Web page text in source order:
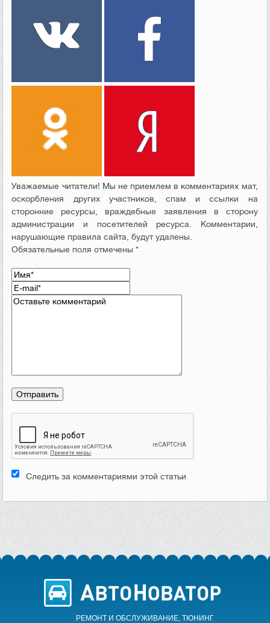
Уважаемые читатели! Мы не приемлем в комментариях мат,
оскорбления других участников, спам и ссылки на
сторонние ресурсы, враждебные заявления в сторону
администрации и посетителей ресурса. Комментарии,
нарушающие правила сайта, будут удалены.
Обязательные поля отмечены *
Следить за комментариями этой статьи
РЕМОНТ И ОБСЛУЖИВАНИЕ, ТЮНИНГ